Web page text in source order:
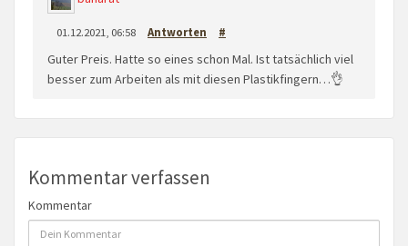
01.12.2021, 06:58 Antworten #
Guter Preis. Hatte so eines schon Mal. Ist tatsächlich viel
besser zum Arbeiten als mit diesen Plastikfingern…👌
Kommentar verfassen
Kommentar